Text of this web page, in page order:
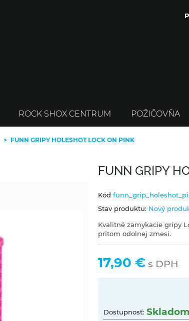
ROCK SHOX CENTRUM POŽIČOVŇA
> FUNN GRIPY HOLESHOT LOCK ON PINK
FUNN GRIPY
Kód
Stav produktu: Nový
Kvalitné zamykacie gripy
pritom odolnej zmesi.
17,90 € s DPH
Dostupnosť: